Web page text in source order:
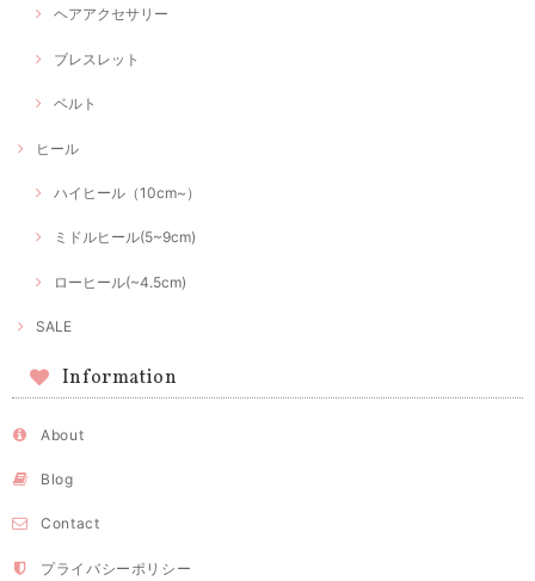
ヘアアクセサリー
ブレスレット
ベルト
ヒール
ハイヒール（10cm~）
ミドルヒール(5~9cm)
ローヒール(~4.5cm)
SALE
Information
About
Blog
Contact
プライバシーポリシー